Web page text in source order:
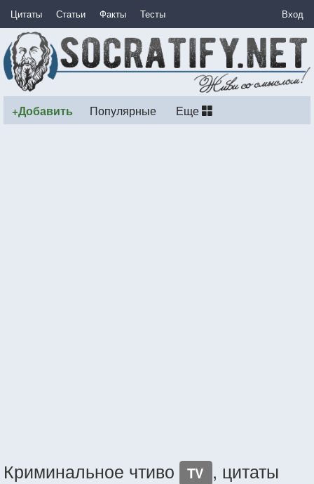
Цитаты Статьи Факты Тесты Вход
+Добавить Популярные Еще
Криминальное чтиво TV , цитаты